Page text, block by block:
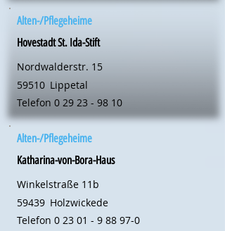
Alten-/Pflegeheime
Hovestadt St. Ida-Stift
Nordwalderstr. 15
59510 Lippetal
Telefon 0 29 23 - 98 10
Alten-/Pflegeheime
Katharina-von-Bora-Haus
Winkelstraße 11b
59439 Holzwickede
Telefon 0 23 01 - 9 88 97-0